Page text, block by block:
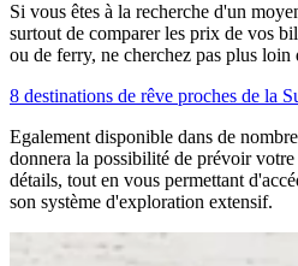
Si vous êtes à la recherche d'un
surtout de comparer les prix de vos
ou de ferry, ne cherchez pas plus loin
8 destinations de rêve proches de la
Egalement disponible dans de
donnera la possibilité de prévoir
détails, tout en vous permettant
son système d'exploration extensif.